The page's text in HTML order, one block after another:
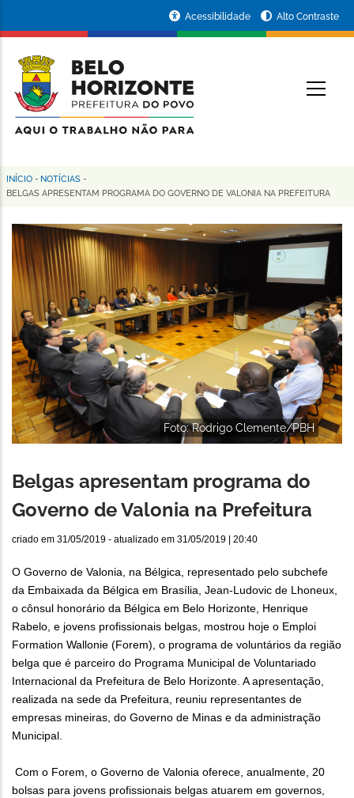
conteúdo
principal
da
Prefeitura
de
Horizonte
Acessibilidade Alto Contraste
Trilha
navegação
INÍCIO - NOTÍCIAS -
BELGAS APRESENTAM PROGRAMA DO GOVERNO DE VALONIA NA PREFEITURA
Foto: Rodrigo Clemente/PBH
Belgas apresentam programa do
Governo de Valonia na Prefeitura
criado em 31/05/2019 - atualizado em 31/05/2019 | 20:40
O Governo de Valonia, na Bélgica, representado pelo subchefe
da Embaixada da Bélgica em Brasília, Jean-Ludovic de Lhoneux,
o cônsul honorário da Bélgica em Belo Horizonte, Henrique
Rabelo, e jovens profissionais belgas, mostrou hoje o Emploi
Formation Wallonie (Forem), o programa de voluntários da região
belga que é parceiro do Programa Municipal de Voluntariado
Internacional da Prefeitura de Belo Horizonte. A apresentação,
realizada na sede da Prefeitura, reuniu representantes de
empresas mineiras, do Governo de Minas e da administração
Municipal.
Com o Forem, o Governo de Valonia oferece, anualmente, 20
bolsas para jovens profissionais belgas atuarem em governos,